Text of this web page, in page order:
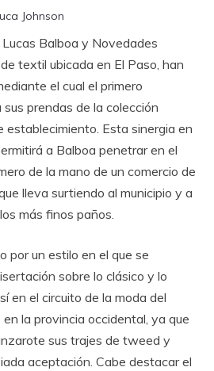
Johnson
Balboa y Novedades
textil ubicada en El Paso, han
el cual el primero
prendas de la colección
Esta sinergia en
a Balboa penetrar en el
de la mano de un comercio de
lleva surtiendo al municipio y a
más finos paños.
por un estilo en el que se
sobre lo clásico y lo
en el circuito de la moda del
la provincia occidental, ya que
sus trajes de tweed y
aceptación. Cabe destacar el